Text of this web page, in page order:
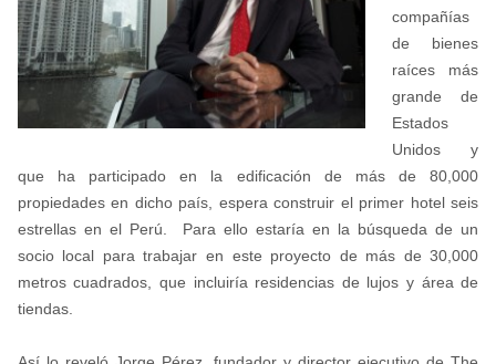
compañías
de bienes
raíces más
grande de
Estados
Unidos y
que ha participado en la edificación de más de 80,000
propiedades en dicho país, espera construir el primer hotel seis
estrellas en el Perú. Para ello estaría en la búsqueda de un
socio local para trabajar en este proyecto de más de 30,000
metros cuadrados, que incluiría residencias de lujos y área de
tiendas.